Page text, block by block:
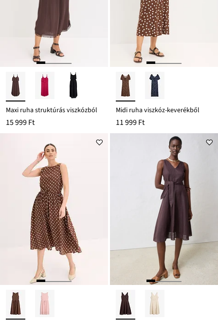
Maxi ruha struktúrás viszkózból
15 999 Ft
Midi ruha viszkóz-keverékből
11 999 Ft